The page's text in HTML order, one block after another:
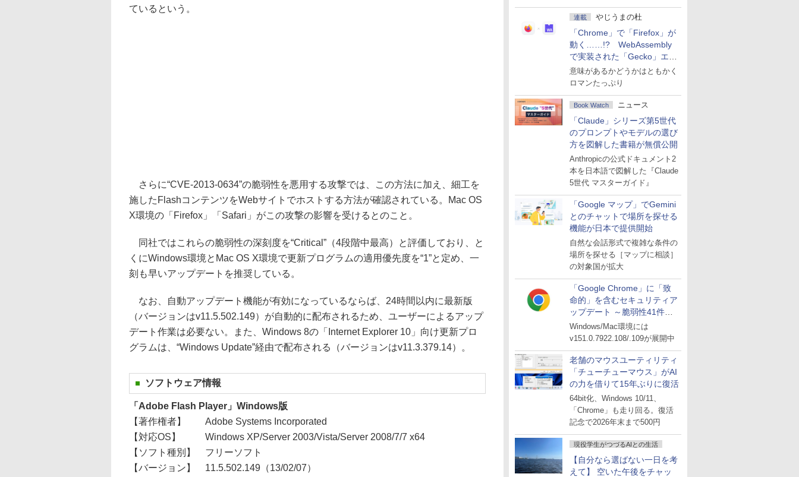
連載 やじうまの杜
「Chrome」で「Firefox」が
動く……!? WebAssembly
で実装された「Gecko」エン
ジン
意味があるかどうかはともかく
ロマンたっぷり
Book Watch ニュース
「Claude」シリーズ第5世代
のプロンプトやモデルの選び
方を図解した書籍が無償公開
Anthropicの公式ドキュメント2
本を日本語で図解した『Claude
5世代 マスターガイド』
「Google マップ」でGemini
とのチャットで場所を探せる
機能が日本で提供開始
自然な会話形式で複雑な条件の
場所を探せる［マップに相談］
の対象国が拡大
「Google Chrome」に「致
命的」を含むセキュリティア
ップデート ～脆弱性41件に
対処
Windows/Mac環境には
v151.0.7922.108/.109が展開中
老舗のマウスユーティリティ
「チューチューマウス」がAI
の力を借りて15年ぶりに復活
64bit化、Windows 10/11、
「Chrome」も走り回る。復活
記念で2026年末まで500円
現役学生がつづるAIとの生活
【自分なら選ばない一日を考
えて】 空いた午後をチャッ
ているという。
さらに“CVE-2013-0634”の脆弱性を悪用する攻撃では、この方法に加え、細工を
施したFlashコンテンツをWebサイトでホストする方法が確認されている。Mac OS
X環境の「Firefox」「Safari」がこの攻撃の影響を受けるとのこと。
同社ではこれらの脆弱性の深刻度を“Critical”（4段階中最高）と評価しており、と
くにWindows環境とMac OS X環境で更新プログラムの適用優先度を“1”と定め、一
刻も早いアップデートを推奨している。
なお、自動アップデート機能が有効になっているならば、24時間以内に最新版
（バージョンはv11.5.502.149）が自動的に配布されるため、ユーザーによるアップ
デート作業は必要ない。また、Windows 8の「Internet Explorer 10」向け更新プロ
グラムは、“Windows Update”経由で配布される（バージョンはv11.3.379.14）。
ソフトウェア情報
「Adobe Flash Player」Windows版
【著作権者】
Adobe Systems Incorporated
【対応OS】
Windows XP/Server 2003/Vista/Server 2008/7/7 x64
【ソフト種別】
フリーソフト
【バージョン】
11.5.502.149（13/02/07）